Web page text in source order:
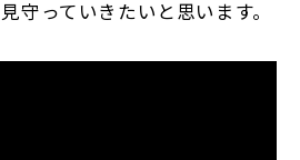
守っていきたいと思います。